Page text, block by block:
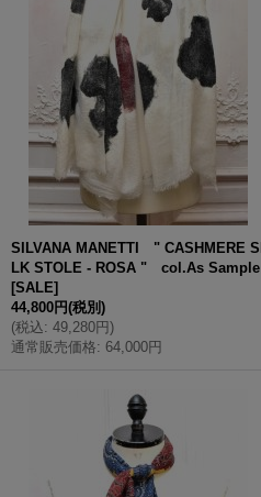
SILVANA MANETTI " CASHMERE SI
LK STOLE - ROSA " col.As Sample
[SALE]
44,800円(税別)
(税込: 49,280円)
通常販売価格: 64,000円